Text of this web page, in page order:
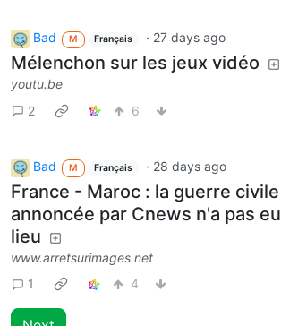
Bad M Français · 27 days ago
Mélenchon sur les jeux vidéo
youtu.be
2
6
Bad M Français · 28 days ago
France - Maroc : la guerre civile
annoncée par Cnews n'a pas eu
lieu
www.arretsurimages.net
1
4